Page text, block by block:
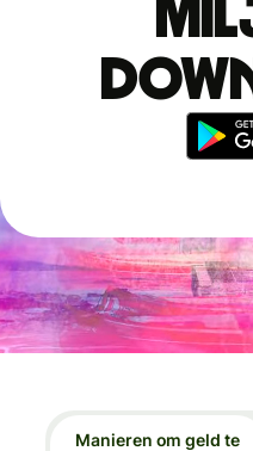
Manieren om geld te